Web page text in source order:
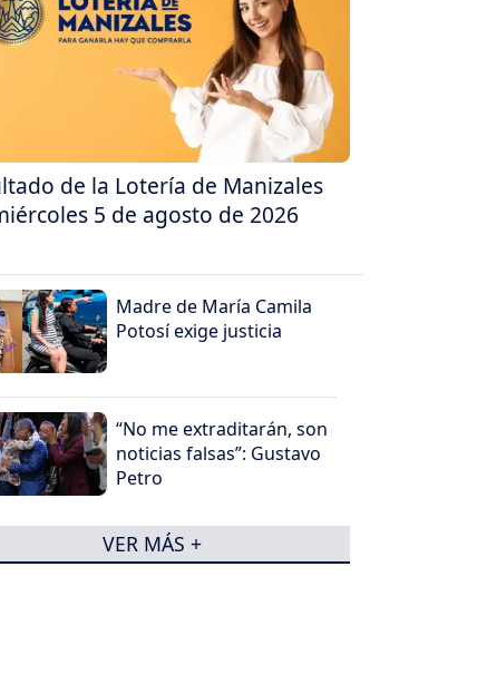
de la Lotería de Manizales
5 de agosto de 2026
Madre de María Camila
Potosí exige justicia
“No me extraditarán, son
noticias falsas”: Gustavo
Petro
VER MÁS +